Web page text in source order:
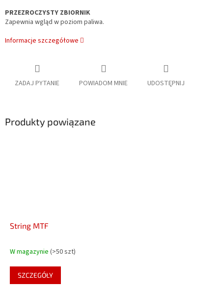
PRZEZROCZYSTY ZBIORNIK
Zapewnia wgląd w poziom paliwa.
Informacje szczegółowe
ZADAJ PYTANIE POWIADOM MNIE UDOSTĘPNIJ
Produkty powiązane
String MTF
W magazynie (>50 szt)
SZCZEGÓŁY